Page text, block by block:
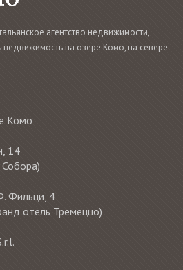
агентство недвижимости,
на озере Комо, на севере
Комо
14
Фильци, 4
отель Тремеццо)